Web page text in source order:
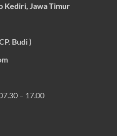
Kediri, Jawa Timur
Budi )
– 17.00